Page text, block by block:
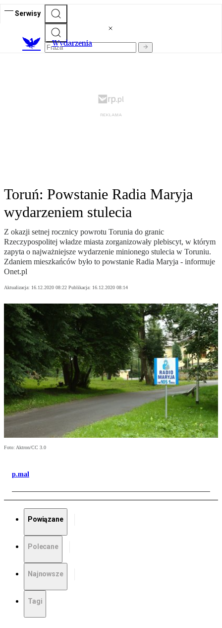
Serwisy
Wydarzenia
Toruń: Powstanie Radia Maryja
wydarzeniem stulecia
Z okazji setnej rocznicy powrotu Torunia do granic
Rzeczypospolitej władze miasta zorganizowały plebiscyt, w którym
zapyta o najważniejsze wydarzenie minionego stulecia w Toruniu.
Zdaniem mieszkańców było to powstanie Radia Maryja - informuje
Onet.pl
Aktualizacja: 16.12.2020 08:22 Publikacja: 16.12.2020 08:14
Foto: Aktron/CC 3.0
p.mal
Powiązane
Polecane
Najnowsze
Tagi